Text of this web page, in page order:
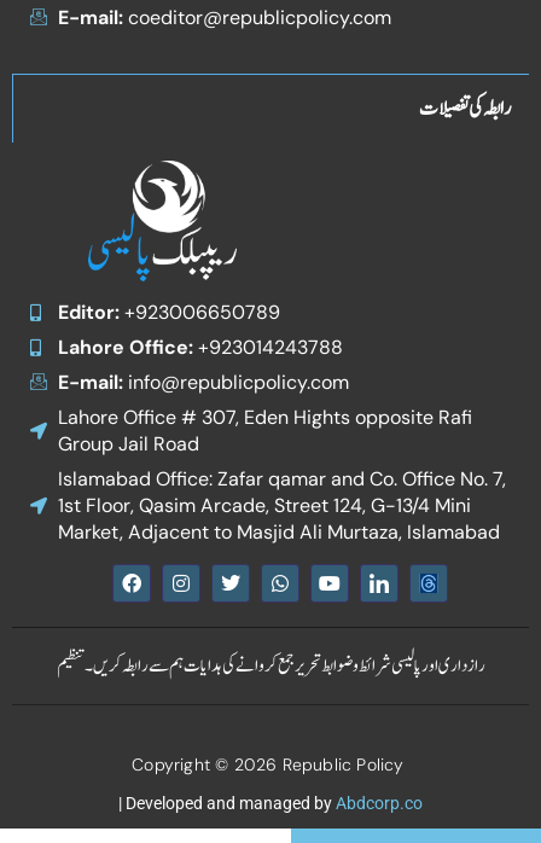
E-mail:coeditor@republicpolicy.com
رابطہ کی تفصیلات
Editor:+923006650789
Lahore Office:+923014243788
E-mail:info@republicpolicy.com
Lahore Office # 307, Eden Hights opposite Rafi
Group Jail Road
Islamabad Office: Zafar qamar and Co. Office No. 7,
1st Floor, Qasim Arcade, Street 124, G-13/4 Mini
Market, Adjacent to Masjid Ali Murtaza, Islamabad
F
a
e
o
I
n
t
g
T
w
t
t
e
W
h
t
s
a
Y
o
t
b
I
c
n
-
l
d
n
تنظیمہم سے رابطہ کریں۔تحریر جمع کروانے کی ہدایاتشرائط و ضوابطرازداری اور پالیسی
Copyright © 2026 Republic Policy
| Developed and managed byAbdcorp.co